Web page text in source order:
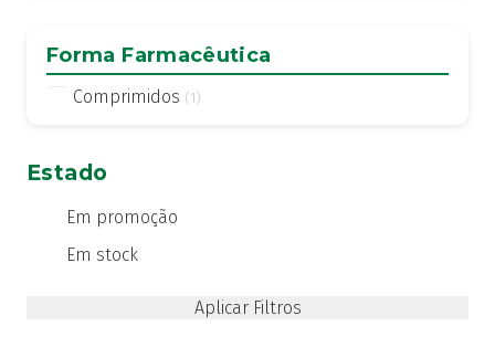
Forma Farmacêutica
Comprimidos (1)
Estado
Em promoção
Em stock